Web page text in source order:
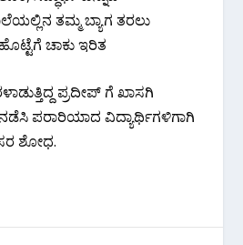
ತಮ್ಮ ಬ್ಯಾಗ ತರಲು
ಚಾಕು ಇರಿತ
ಪ್ರದೀಪ್ ಗೆ ಖಾಸಗಿ
ನಡೆಸಿ ಪರಾರಿಯಾದ ವಿದ್ಯಾರ್ಥಿಗಳಿಗಾಗಿ
ಶೋಧ.